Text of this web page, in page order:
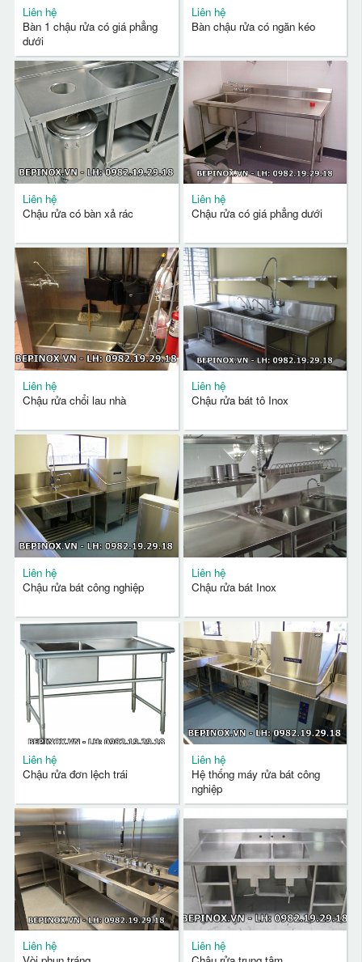
Liên hệ
Bàn 1 chậu rửa có giá phẳng
dưới
Liên hệ
Bàn chậu rửa có ngăn kéo
Liên hệ
Chậu rửa có bàn xả rác
Liên hệ
Chậu rửa có giá phẳng dưới
Liên hệ
Chậu rửa chổi lau nhà
Liên hệ
Chậu rửa bát tô Inox
Liên hệ
Chậu rửa bát công nghiệp
Liên hệ
Chậu rửa bát Inox
Liên hệ
Chậu rửa đơn lệch trái
Liên hệ
Hệ thống máy rửa bát công
nghiệp
Liên hệ
Liên hệ